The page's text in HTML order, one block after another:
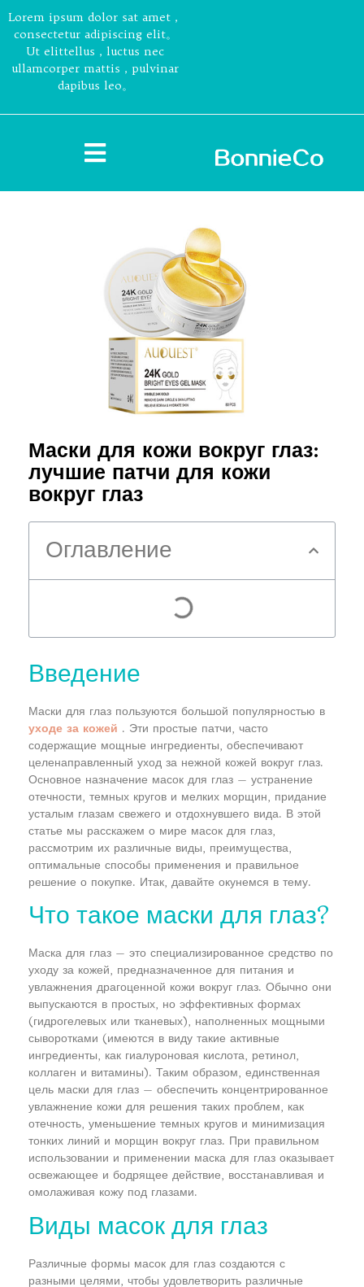
Lorem ipsum dolor sat amet，
consectetur adipiscing elit。
Ut elittellus，luctus nec
ullamcorper mattis，pulvinar
dapibus leo。
Маски для кожи вокруг глаз:
лучшие патчи для кожи
вокруг глаз
Оглавление
Введение
Маски для глаз пользуются большой популярностью в
уходе за кожей . Эти простые патчи, часто
содержащие мощные ингредиенты, обеспечивают
целенаправленный уход за нежной кожей вокруг глаз.
Основное назначение масок для глаз — устранение
отечности, темных кругов и мелких морщин, придание
усталым глазам свежего и отдохнувшего вида. В этой
статье мы расскажем о мире масок для глаз,
рассмотрим их различные виды, преимущества,
оптимальные способы применения и правильное
решение о покупке. Итак, давайте окунемся в тему.
Что такое маски для глаз?
Маска для глаз — это специализированное средство по
уходу за кожей, предназначенное для питания и
увлажнения драгоценной кожи вокруг глаз. Обычно они
выпускаются в простых, но эффективных формах
(гидрогелевых или тканевых), наполненных мощными
сыворотками (имеются в виду такие активные
ингредиенты, как гиалуроновая кислота, ретинол,
коллаген и витамины). Таким образом, единственная
цель маски для глаз — обеспечить концентрированное
увлажнение кожи для решения таких проблем, как
отечность, уменьшение темных кругов и минимизация
тонких линий и морщин вокруг глаз. При правильном
использовании и применении маска для глаз оказывает
освежающее и бодрящее действие, восстанавливая и
омолаживая кожу под глазами.
Виды масок для глаз
Различные формы масок для глаз создаются с
разными целями, чтобы удовлетворить различные